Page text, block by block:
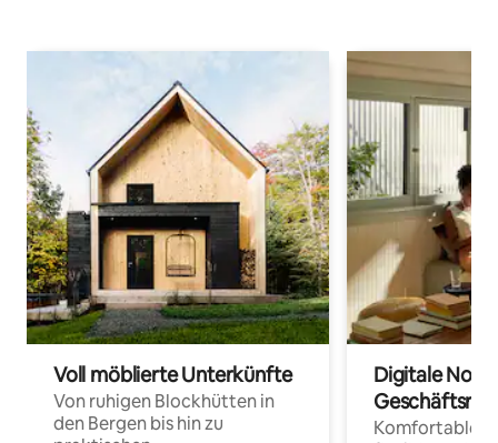
Voll möblierte Unterkünfte
Von ruhigen Blockhütten in
den Bergen bis hin zu
Digitale
Komfortable